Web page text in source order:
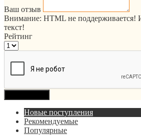
Ваш отзыв
Внимание: HTML не поддерживается!
текст!
Рейтинг
Новые поступления
Рекомендуемые
Популярные